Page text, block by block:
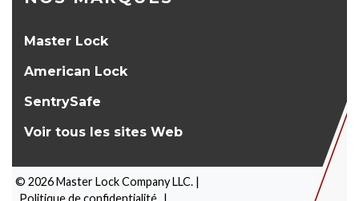
Master Lock
American Lock
SentrySafe
Voir tous les sites Web
© 2026Master Lock Company LLC. |
Politique de confidentialité |